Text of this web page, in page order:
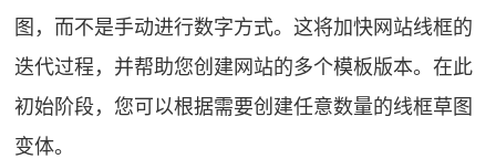
图，而不是手动进行数字方式。这将加快网站线框的
迭代过程，并帮助您创建网站的多个模板版本。在此
初始阶段，您可以根据需要创建任意数量的线框草图
变体。